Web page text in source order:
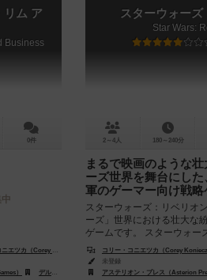
ードゲームズ（Lifestyle Boardgames）
リム ア
Business
0件
カ（Corey Konieczka）
）
デルタ ビジョン パブリッシング（Delta Vision Publishing）
スターウォーズ
Star Wars:
2～4人 180～240分
まるで映画のような
ーズ世界を舞台にし
軍のゲーマー向け戦略
スターウォーズ：リベリオ
ーズ」世界における壮大な
ゲームです。 スターウォー
ームボード上では、ルークや
コリー・コニエツカ（Corey
未登録
アステリオン・プレス（Asterion